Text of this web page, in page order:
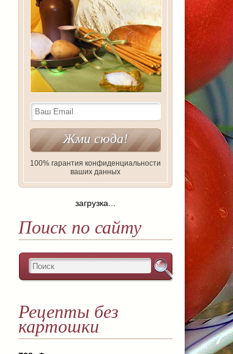
100% гарантия конфиденциальности
ваших данных
загрузка...
Поиск по сайту
Рецепты без
картошки